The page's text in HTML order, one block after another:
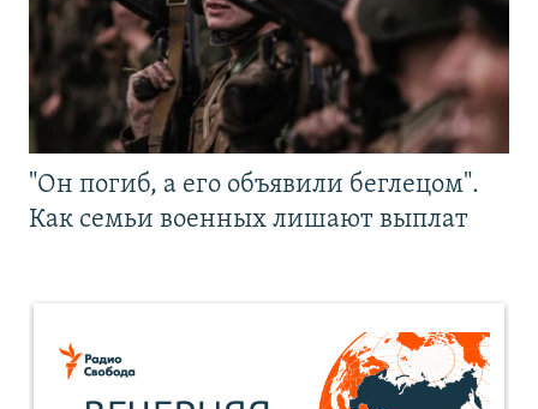
"Он погиб, а его объявили беглецом".
Как семьи военных лишают выплат